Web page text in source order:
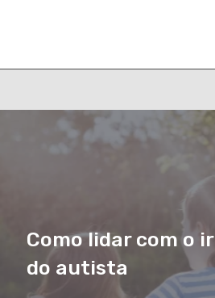
Como lidar com o
do autista